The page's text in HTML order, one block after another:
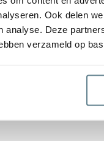
Ook delen
analyse. Deze
verzameld op
Natural Concrete en